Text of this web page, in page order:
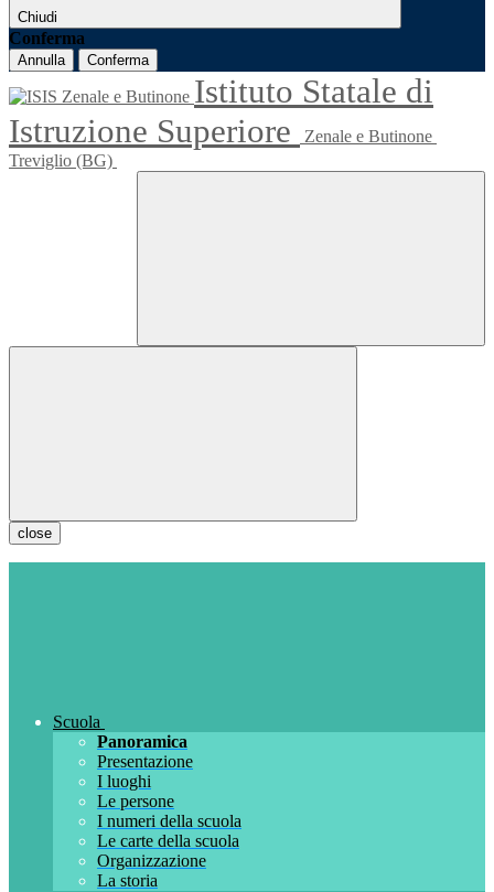
Chiudi
Conferma
Annulla Conferma
Istituto Statale di
Istruzione Superiore
Zenale e Butinone
Treviglio (BG)
close
Scuola
Panoramica
Presentazione
I luoghi
Le persone
I numeri della scuola
Le carte della scuola
Organizzazione
La storia